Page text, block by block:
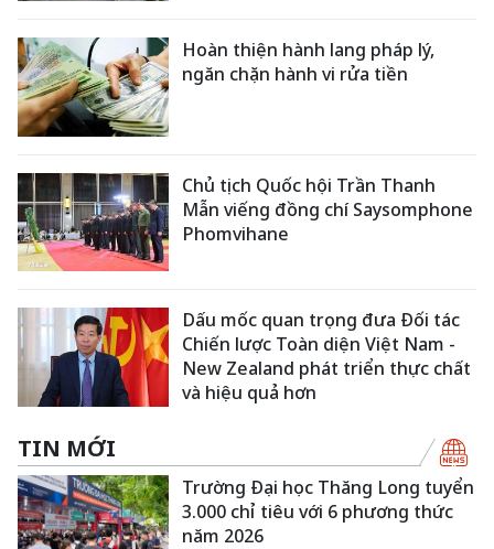
Hoàn thiện hành lang pháp lý,
ngăn chặn hành vi rửa tiền
Chủ tịch Quốc hội Trần Thanh
Mẫn viếng đồng chí Saysomphone
Phomvihane
Dấu mốc quan trọng đưa Đối tác
Chiến lược Toàn diện Việt Nam -
New Zealand phát triển thực chất
và hiệu quả hơn
TIN MỚI
Trường Đại học Thăng Long tuyển
3.000 chỉ tiêu với 6 phương thức
năm 2026